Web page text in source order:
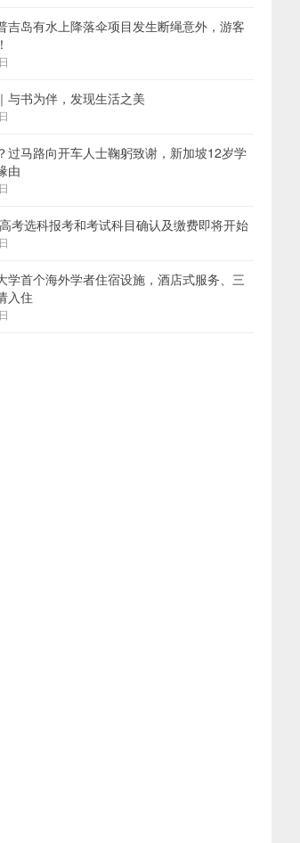
吉岛有水上降落伞项目发生断绳意外，游客
与书为伴，发现生活之美
过马路向开车人士鞠躬致谢，新加坡12岁学
由
考选科报考和考试科目确认及缴费即将开始
学首个海外学者住宿设施，酒店式服务、三
入住